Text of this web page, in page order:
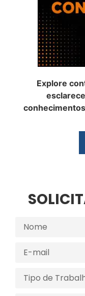
Explore